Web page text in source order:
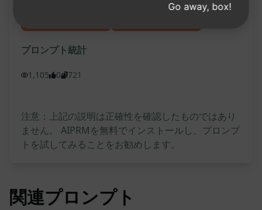
プロンプト統計
1,105 0 721
注意：上記の説明は正確性を確認したものではあり
ません。 AIPRMを無料でインストールし、プロンプ
トを試してみることをお勧めします。
関連プロンプト
Go away, box!